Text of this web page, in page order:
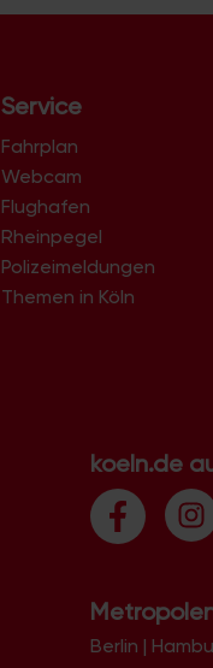
Service
Fahrplan
Webcam
Flughafen
Rheinpegel
Polizeimeldungen
Themen in Köln
koeln.de
Berlin |